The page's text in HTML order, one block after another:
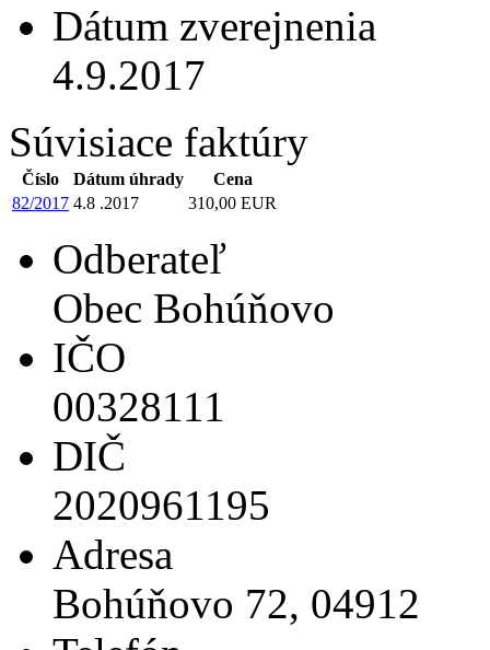
Dátum zverejnenia
4.9.2017
Súvisiace faktúry
Číslo Dátum úhrady
Cena
82/2017 4.8 .2017 310,00 EUR
Odberateľ
Obec Bohúňovo
IČO
00328111
DIČ
2020961195
Adresa
Bohúňovo 72, 04912